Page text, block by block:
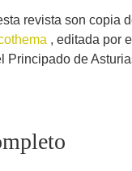
revista son copia
, editada por
Principado de